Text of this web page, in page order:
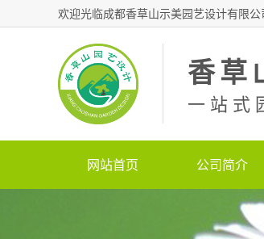
欢迎光临成都香草山示美园艺设计有限公
香草
一站式
网站首页 公司简介